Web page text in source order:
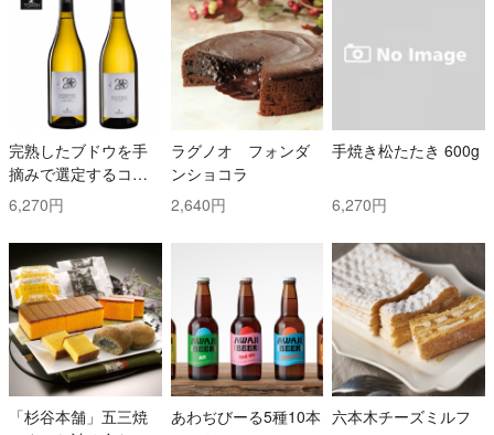
完熟したブドウを手
摘みで選定するコス
トと時間を掛けた白
ワイン2本セット！ ト
ッリ社/トレッビアー
ノ・ダブルッツォ 42
0 & コッリ・アプルテ
ィーニ 420 ぺコリー
ノ
6,270円
ラグノオ フォンダ
ンショコラ
2,640円
手焼き松たたき 600g
6,270円
「杉谷本舗」五三焼
あわぢびーる5種10本 六本木チーズミルフ